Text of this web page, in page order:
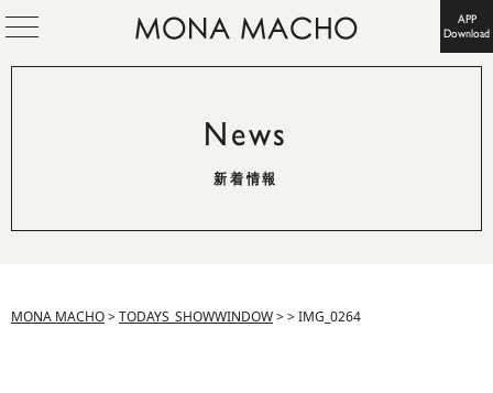
APP
Download
News
新着情報
MONA MACHO>TODAYS_SHOWWINDOW>>IMG_0264